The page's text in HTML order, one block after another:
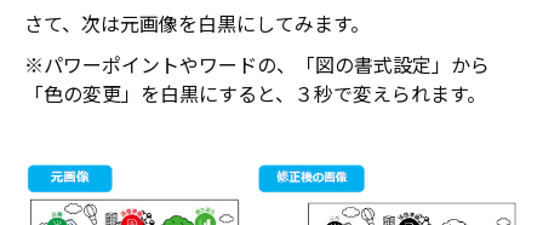
さて、次は元画像を白黒にしてみます。
※パワーポイントやワードの、「図の書式設定」から
「色の変更」を白黒にすると、３秒で変えられます。